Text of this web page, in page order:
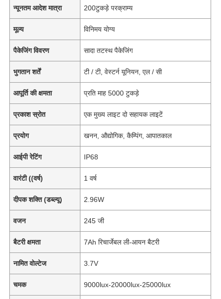
न्यूनतम आदेश मात्रा 200टुकड़े परक्राम्य
मूल्य विनिमय योग्य
पैकेजिंग विवरण सादा तटस्थ पैकेजिंग
भुगतान शर्तें टी / टी, वेस्टर्न यूनियन, एल / सी
आपूर्ति की क्षमता प्रति माह 5000 टुकड़े
प्रकाश स्रोत एक मुख्य लाइट दो सहायक लाइटें
प्रयोग खनन, औद्योगिक, कैम्पिंग, आपातकाल
आईपी रेटिंग IP68
वारंटी ((वर्ष) 1 वर्ष
दीपक शक्ति (डब्ल्यू) 2.96W
वजन 245 जी
बैटरी क्षमता 7Ah रिचार्जेबल ली-आयन बैटरी
नामित वोल्टेज 3.7V
चमक 9000lux-20000lux-25000lux